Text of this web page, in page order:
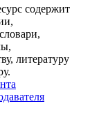
содержит
литературу